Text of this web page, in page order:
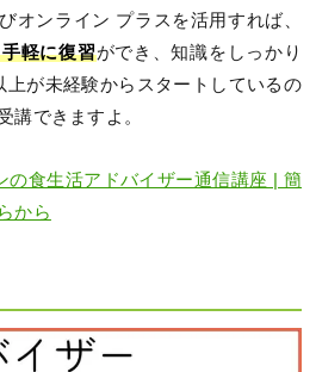
オンライン プラスを活用すれば、
軽に復習ができ、知識をしっかり
上が未経験からスタートしているの
講できますよ。
の食生活アドバイザー通信講座 | 簡
から